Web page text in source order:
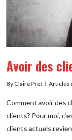
Avoir des
By Claire Pret Articles
Comment avoir des
clients? Pour moi,
clients actuels